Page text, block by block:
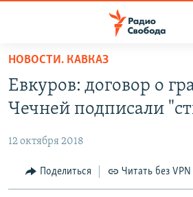
упрощенного
доступа
Вернуться
основному
Вернутся
ПОДКАСТЫ
ЦИТАТЫ СВОБОДЫ
МНЕНИЯ
НОВОСТИ. КАВКАЗ
Евкуров: договор о
Чечней подписали
12 октября 2018
Поделиться Читать без VPN